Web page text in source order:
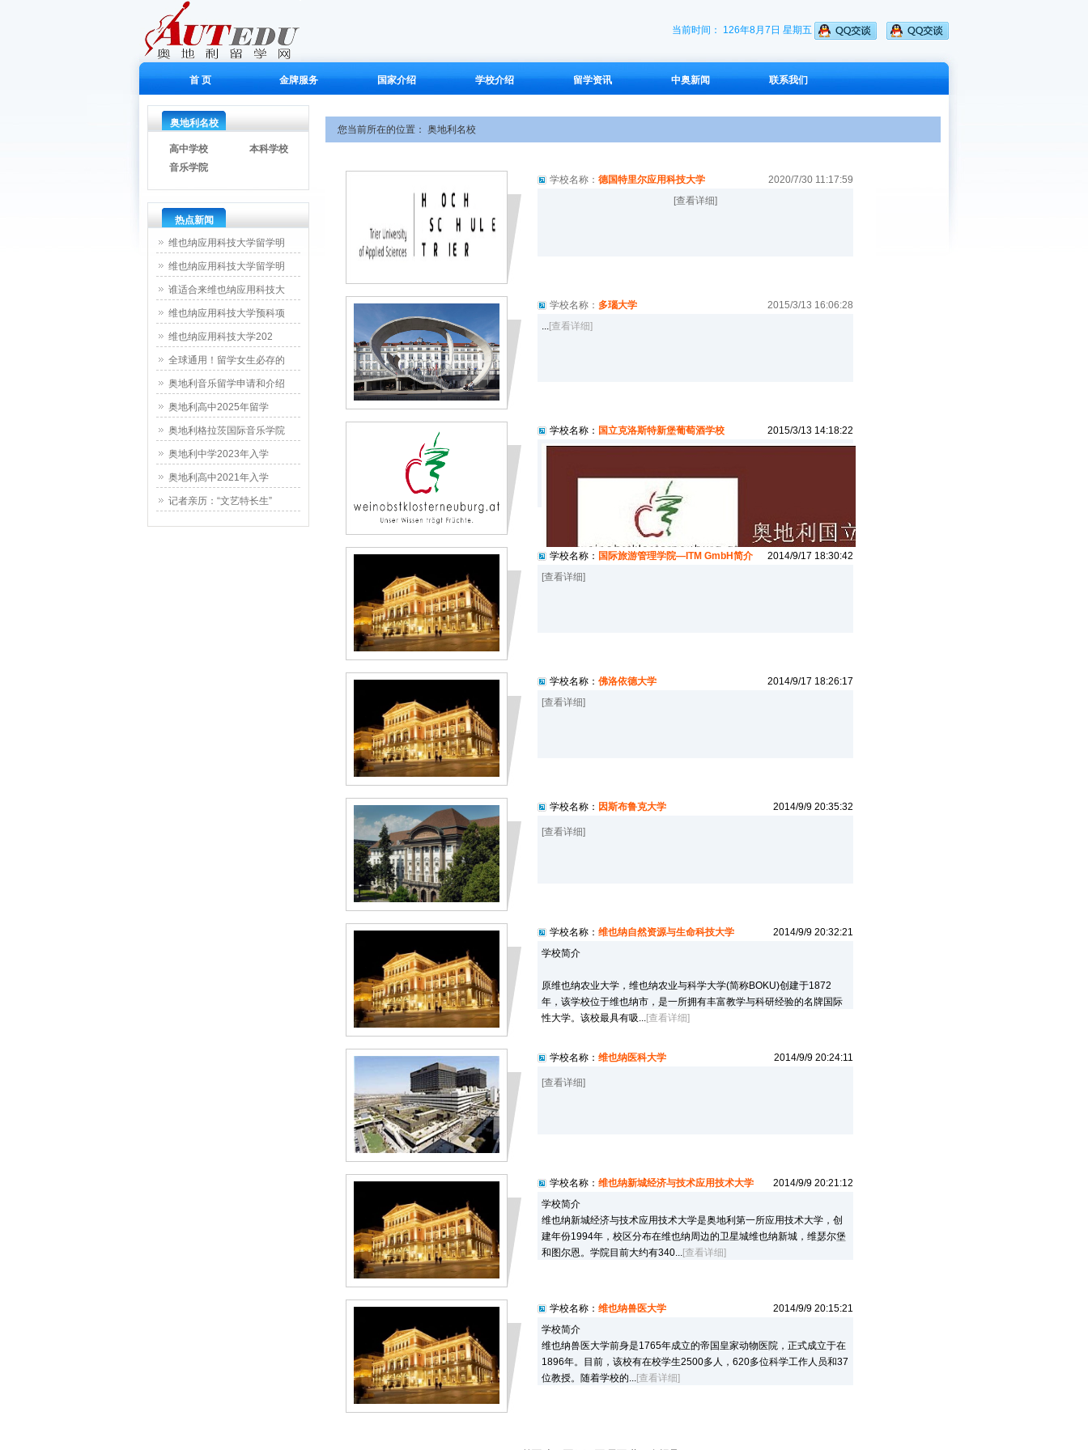
当前时间： 126年8月7日 星期五
首 页 金牌服务 国家介绍 学校介绍 留学资讯 中奥新闻 联系我们
奥地利名校
高中学校
本科学校
音乐学院
热点新闻
维也纳应用科技大学留学明
维也纳应用科技大学留学明
谁适合来维也纳应用科技大
维也纳应用科技大学预科项
维也纳应用科技大学202
全球通用！留学女生必存的
奥地利音乐留学申请和介绍
奥地利高中2025年留学
奥地利格拉茨国际音乐学院
奥地利中学2023年入学
奥地利高中2021年入学
记者亲历：“文艺特长生”
您当前所在的位置： 奥地利名校
2020/7/30 11:17:59
学校名称： 德国特里尔应用科技大学
[查看详细]
2015/3/13 16:06:28
学校名称： 多瑙大学
...[查看详细]
2015/3/13 14:18:22
学校名称： 国立克洛斯特新堡葡萄酒学校
2014/9/17 18:30:42
学校名称： 国际旅游管理学院—ITM GmbH简介
[查看详细]
2014/9/17 18:26:17
学校名称： 佛洛依德大学
[查看详细]
2014/9/9 20:35:32
学校名称： 因斯布鲁克大学
[查看详细]
2014/9/9 20:32:21
学校名称： 维也纳自然资源与生命科技大学
学校简介
原维也纳农业大学，维也纳农业与科学大学(简称BOKU)创建于1872
年，该学校位于维也纳市，是一所拥有丰富教学与科研经验的名牌国际
性大学。该校最具有吸...[查看详细]
2014/9/9 20:24:11
学校名称： 维也纳医科大学
[查看详细]
2014/9/9 20:21:12
学校名称： 维也纳新城经济与技术应用技术大学
学校简介
维也纳新城经济与技术应用技术大学是奥地利第一所应用技术大学，创
建年份1994年，校区分布在维也纳周边的卫星城维也纳新城，维瑟尔堡
和图尔恩。学院目前大约有340...[查看详细]
2014/9/9 20:15:21
学校名称： 维也纳兽医大学
学校简介
维也纳兽医大学前身是1765年成立的帝国皇家动物医院，正式成立于在
1896年。目前，该校有在校学生2500多人，620多位科学工作人员和37
位教授。随着学校的...[查看详细]